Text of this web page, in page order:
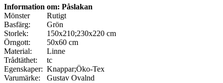
Information om: Påslakan
Mönster
Rutigt
Basfärg:
Grön
Storlek:
150x210;230x220 cm
Örngott:
50x60 cm
Material:
Linne
Trådtäthet:
tc
Egenskaper: Knappar;Öko-Tex
Varumärke:
Gustav Ovalnd